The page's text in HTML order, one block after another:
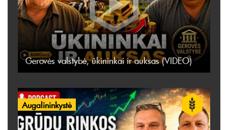
Gerovės valstybė, ūkininkai ir auksas (VIDEO)
Augalininkystė